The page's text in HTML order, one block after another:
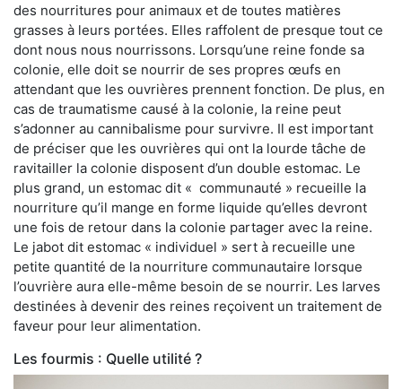
des nourritures pour animaux et de toutes matières
grasses à leurs portées. Elles raffolent de presque tout ce
dont nous nous nourrissons. Lorsqu’une reine fonde sa
colonie, elle doit se nourrir de ses propres œufs en
attendant que les ouvrières prennent fonction. De plus, en
cas de traumatisme causé à la colonie, la reine peut
s’adonner au cannibalisme pour survivre. Il est important
de préciser que les ouvrières qui ont la lourde tâche de
ravitailler la colonie disposent d’un double estomac. Le
plus grand, un estomac dit « communauté » recueille la
nourriture qu’il mange en forme liquide qu’elles devront
une fois de retour dans la colonie partager avec la reine.
Le jabot dit estomac « individuel » sert à recueille une
petite quantité de la nourriture communautaire lorsque
l’ouvrière aura elle-même besoin de se nourrir. Les larves
destinées à devenir des reines reçoivent un traitement de
faveur pour leur alimentation.
Les fourmis : Quelle utilité ?